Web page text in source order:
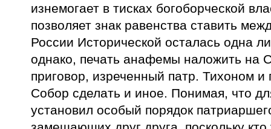
изнемогает в тисках богоборческой
позволяет знак равенства ставить
России Исторической осталась одна
однако, печать анафемы наложить на
приговор, изреченный патр. Тихоном
Собор сделать и иное. Понимая, что
установил особый порядок